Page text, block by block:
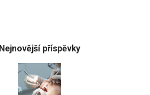
Nejnovější příspěvky